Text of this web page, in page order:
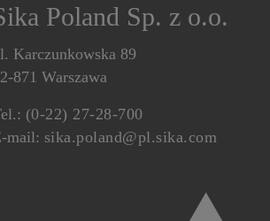
Poland Sp. z o.o.
Karczunkowska 89
871 Warszawa
(0-22) 27-28-700
mail: sika.poland@pl.sika.com